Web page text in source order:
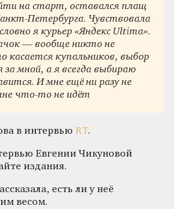
на старт, оставался плащ
Петербурга. Чувствовала
я курьер «Яндекс Ultima».
— вообще никто не
касается купальников, выбор
за мной, а я всегда выбираю
И мне ещё ни разу не
что-то не идёт
в интервью RT.
Евгении Чикуновой
издания.
есть ли у неё
весом.